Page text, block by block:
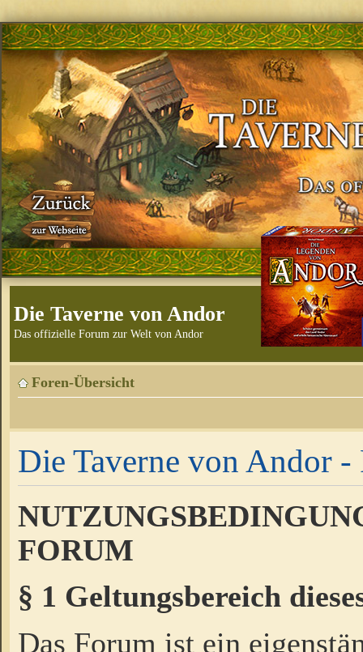
Die Taverne von Andor
Das offizielle Forum zur Welt von Andor
Foren-Übersicht
Die Taverne von Andor -
FORUM
§ 1 Geltungsbereich
Das Forum ist ein